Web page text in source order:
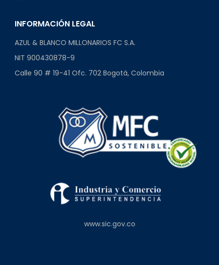
INFORMACIÓN LEGAL
AZUL & BLANCO MILLONARIOS FC S.A.
NIT 900430878-9
Calle 90 # 19-41 Ofc. 702 Bogotá, Colombia
www.sic.gov.co